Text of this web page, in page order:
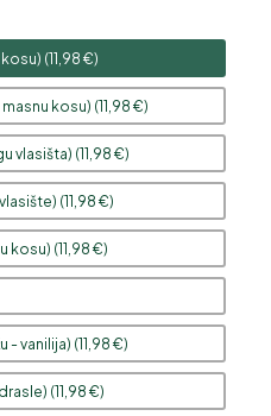
kosu) (11,98 €)
kosu) (11,98 €)
vlasišta) (11,98 €)
(11,98 €)
kosu) (11,98 €)
- vanilija) (11,98 €)
(11,98 €)